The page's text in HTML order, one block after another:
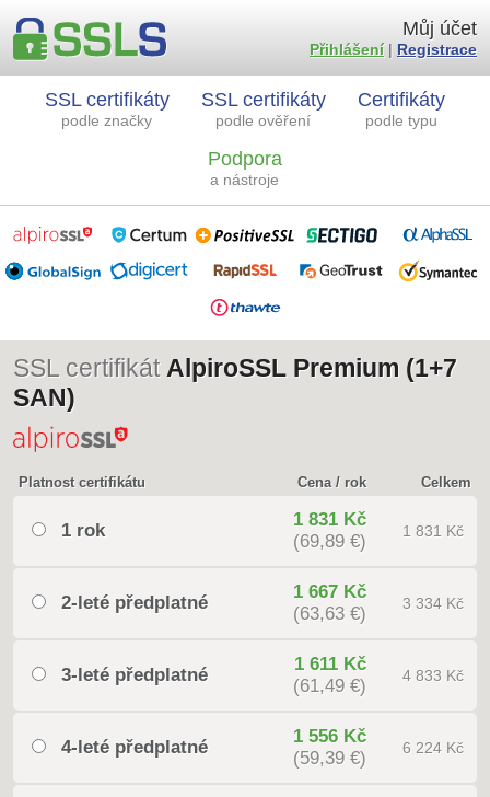
SSL certifikáty
podle značky
SSL certifikáty
podle ověření
Certifikáty
podle typu
Podpora
a nástroje
Můj účet
Přihlášení| Registrace
SSL certifikát AlpiroSSL Premium (1+7
SAN)
Platnost certifikátu Cena / rok Celkem
1 rok
1 831 Kč
(69,89 €)
1 831 Kč
2-leté předplatné
1 667 Kč
(63,63 €)
3 334 Kč
3-leté předplatné
1 611 Kč
(61,49 €)
4 833 Kč
4-leté předplatné
1 556 Kč
(59,39 €)
6 224 Kč